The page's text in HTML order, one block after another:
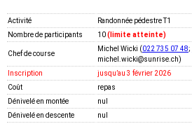
Activité
Randonnée pédestre T1
Nombre de participants
10(limite atteinte)
Chef de course
Michel Wicki (022 735 07 48;
michel.wicki@sunrise.ch)
Inscription
jusquʼau 3 février 2026
Coût
repas
Dénivelé en montée
nul
Dénivelé en descente
nul